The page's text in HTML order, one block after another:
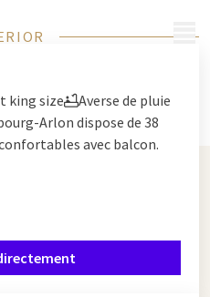
king size
Averse de pluie
Arlon dispose de 38
avec balcon.